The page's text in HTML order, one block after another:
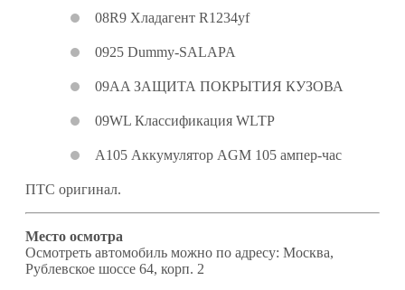
08R9 Хладагент R1234yf
0925 Dummy-SALAPA
09AA ЗАЩИТА ПОКРЫТИЯ КУЗОВА
09WL Классификация WLTP
A105 Аккумулятор AGM 105 ампер-час
ПТС оригинал.
Место осмотра
Осмотреть автомобиль можно по адресу: Москва,
Рублевское шоссе 64, корп. 2